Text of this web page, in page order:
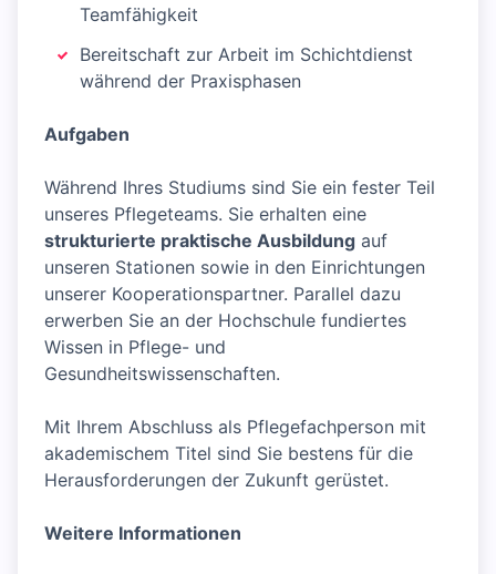
Teamfähigkeit
Bereitschaft zur Arbeit im Schichtdienst
während der Praxisphasen
Aufgaben
Während Ihres Studiums sind Sie ein fester Teil
unseres Pflegeteams. Sie erhalten eine
strukturierte praktische Ausbildung auf
unseren Stationen sowie in den Einrichtungen
unserer Kooperationspartner. Parallel dazu
erwerben Sie an der Hochschule fundiertes
Wissen in Pflege- und
Gesundheitswissenschaften.
Mit Ihrem Abschluss als Pflegefachperson mit
akademischem Titel sind Sie bestens für die
Herausforderungen der Zukunft gerüstet.
Weitere Informationen